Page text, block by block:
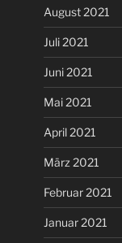
August 2021
Juli 2021
Juni 2021
Mai 2021
April 2021
März 2021
Februar 2021
Januar 2021